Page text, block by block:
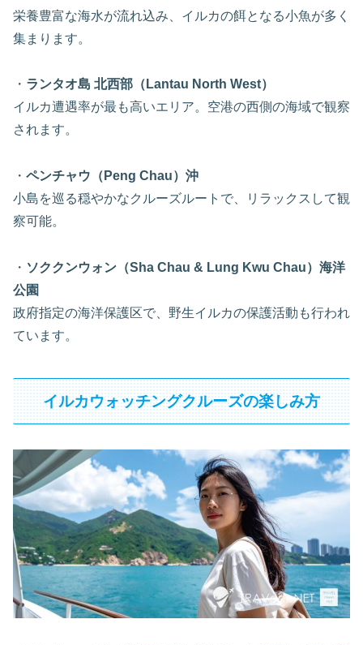
栄養豊富な海水が流れ込み、イルカの餌となる小魚が多く
集まります。
・ ランタオ島 北西部（Lantau North West）
イルカ遭遇率が最も高いエリア。空港の西側の海域で観察
されます。
・ ペンチャウ（Peng Chau）沖
小島を巡る穏やかなクルーズルートで、リラックスして観
察可能。
・ ソククンウォン（Sha Chau & Lung Kwu Chau）海洋
公園
政府指定の海洋保護区で、野生イルカの保護活動も行われ
ています。
イルカウォッチングクルーズの楽しみ方